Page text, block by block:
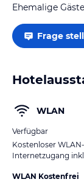
Ehemalige
Frage
WLAN
Verfügbar
Kostenloser WLAN-
Internetzugang
WLAN Kostenfrei